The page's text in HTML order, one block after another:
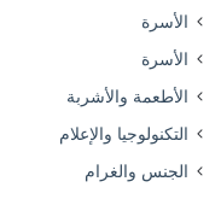
الأسرة
الأسرة
الأطعمة والأشربة
التكنولوجيا والإعلام
الجنس والغرام